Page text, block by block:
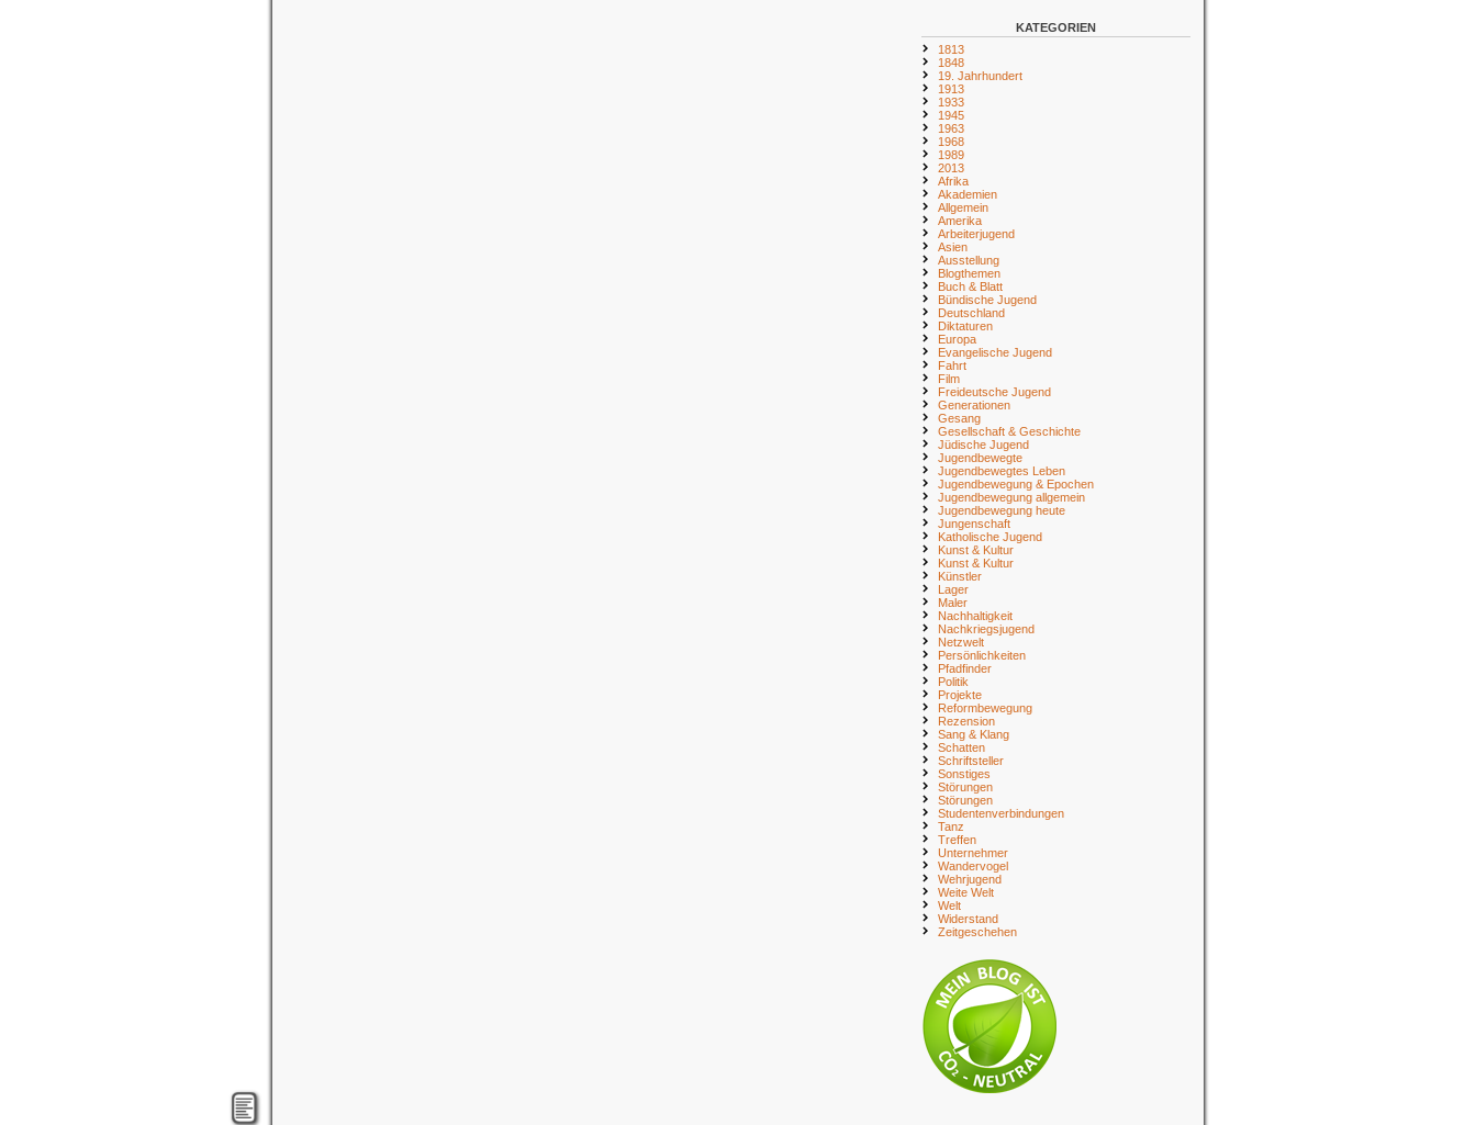
KATEGORIEN
1813
1848
19. Jahrhundert
1913
1933
1945
1963
1968
1989
2013
Afrika
Akademien
Allgemein
Amerika
Arbeiterjugend
Asien
Ausstellung
Blogthemen
Buch & Blatt
Bündische Jugend
Deutschland
Diktaturen
Europa
Evangelische Jugend
Fahrt
Film
Freideutsche Jugend
Generationen
Gesang
Gesellschaft & Geschichte
Jüdische Jugend
Jugendbewegte
Jugendbewegtes Leben
Jugendbewegung & Epochen
Jugendbewegung allgemein
Jugendbewegung heute
Jungenschaft
Katholische Jugend
Kunst & Kultur
Kunst & Kultur
Künstler
Lager
Maler
Nachhaltigkeit
Nachkriegsjugend
Netzwelt
Persönlichkeiten
Pfadfinder
Politik
Projekte
Reformbewegung
Rezension
Sang & Klang
Schatten
Schriftsteller
Sonstiges
Störungen
Störungen
Studentenverbindungen
Tanz
Treffen
Unternehmer
Wandervogel
Wehrjugend
Weite Welt
Welt
Widerstand
Zeitgeschehen